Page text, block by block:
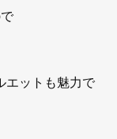
エットも魅力で